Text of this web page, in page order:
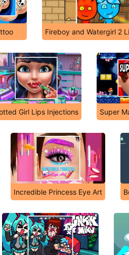
Fireboy and Watergirl 2
Girl Lips Injections Super
Incredible Princess Eye Art